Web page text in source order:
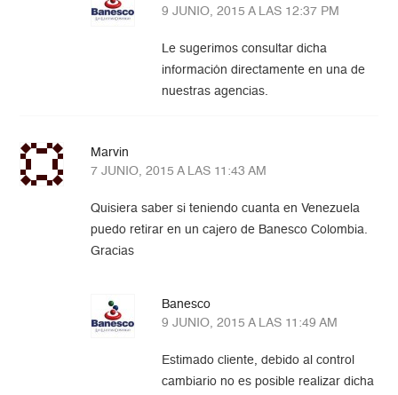
9 JUNIO, 2015 A LAS 12:37 PM
Le sugerimos consultar dicha
información directamente en una de
nuestras agencias.
Marvin
7 JUNIO, 2015 A LAS 11:43 AM
Quisiera saber si teniendo cuanta en Venezuela
puedo retirar en un cajero de Banesco Colombia.
Gracias
Banesco
9 JUNIO, 2015 A LAS 11:49 AM
Estimado cliente, debido al control
cambiario no es posible realizar dicha